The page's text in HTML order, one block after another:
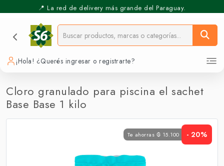
📍 La red de delivery más grande del Paraguay.
¡Hola! ¿Querés ingresar o registrarte?
Cloro granulado para piscina el sachet
Base Base 1 kilo
Te ahorras ₲ 15.100 - 20%